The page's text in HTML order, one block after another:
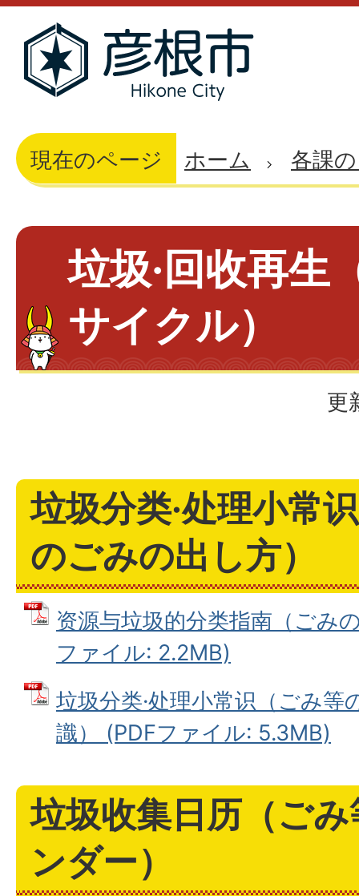
現在のページ ホーム 各課
垃圾·回收再生
サイクル）
更
垃圾分类·处理小常
のごみの出し方）
资源与垃圾的分类指南（ごみ
ファイル: 2.2MB)
垃圾分类·处理小常识（ごみ等
識） (PDFファイル: 5.3MB)
垃圾收集日历（ご
ンダー）